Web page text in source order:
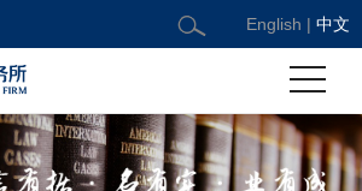
English | 中文